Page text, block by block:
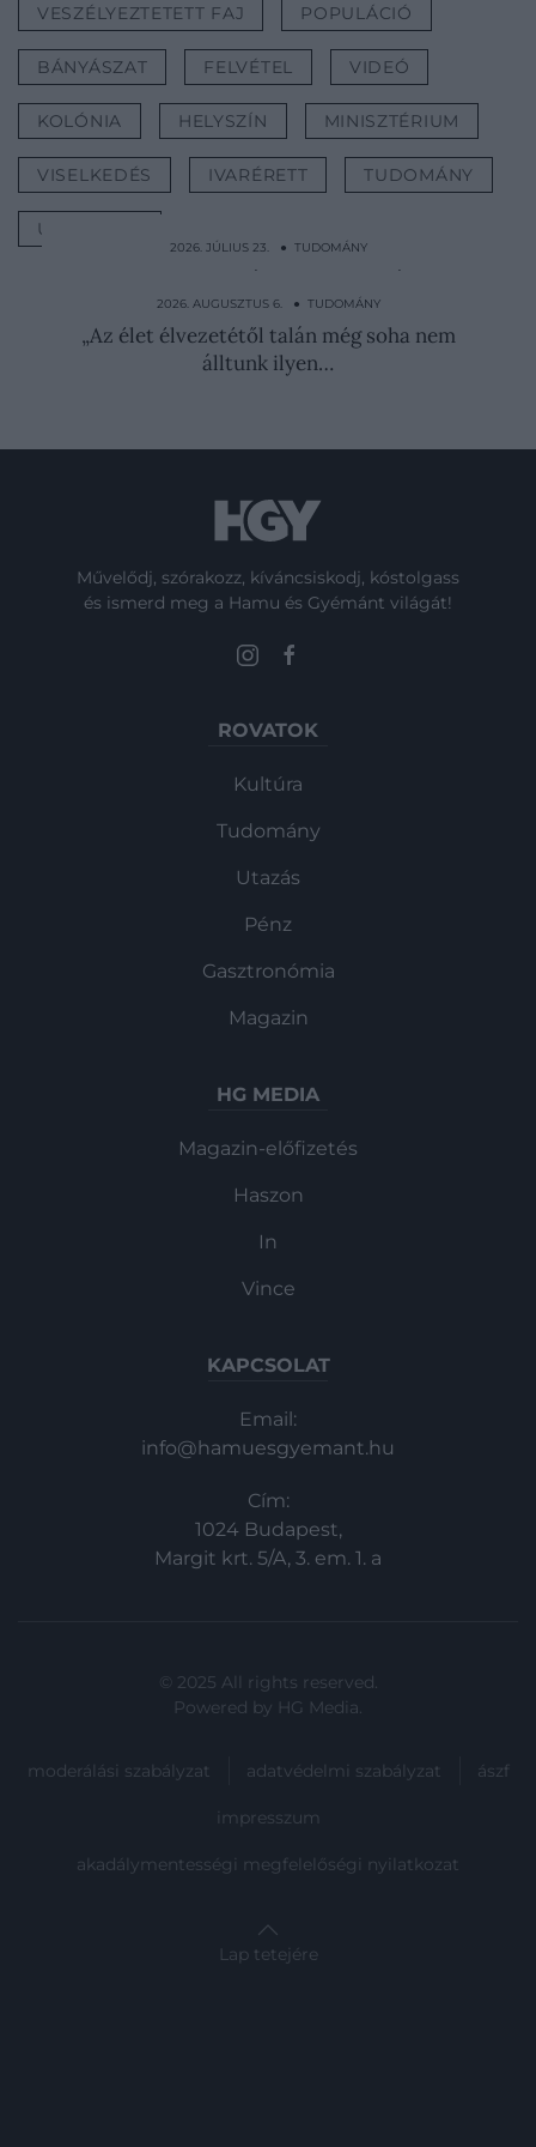
VESZÉLYEZTETETT FAJ POPULÁCIÓ
BÁNYÁSZAT FELVÉTEL VIDEÓ
KOLÓNIA HELYSZÍN MINISZTÉRIUM
VISELKEDÉS IVARÉRETT TUDOMÁNY
ÚJ-ZÉLAND
2026. JÚLIUS 23. ● TUDOMÁNY
86 kilogramm szárazjéggel próbáltak
megfékezni egy…
2026. AUGUSZTUS 6. ● TUDOMÁNY
„Az élet élvezetétől talán még soha nem
álltunk ilyen…
Művelődj, szórakozz, kíváncsiskodj, kóstolgass
és ismerd meg a Hamu és Gyémánt világát!
ROVATOK
Kultúra
Tudomány
Utazás
Pénz
Gasztronómia
Magazin
HG MEDIA
Magazin-előfizetés
Haszon
In
Vince
KAPCSOLAT
Email:
info@hamuesgyemant.hu
Cím:
1024 Budapest,
Margit krt. 5/A, 3. em. 1. a
© 2025 All rights reserved.
Powered by HG Media.
moderálási szabályzat adatvédelmi szabályzat ászf
impresszum
akadálymentességi megfelelőségi nyilatkozat
Lap tetejére